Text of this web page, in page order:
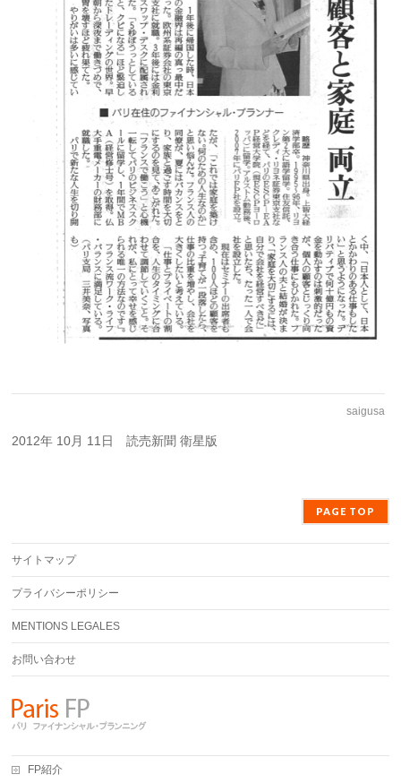
saigusa
2012年 10月 11日 読売新聞 衛星版
PAGE TOP
サイトマップ
プライバシーポリシー
MENTIONS LEGALES
お問い合わせ
FP紹介